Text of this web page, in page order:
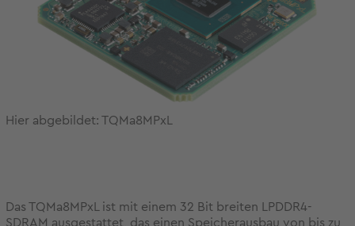
Hier abgebildet: TQMa8MPxL
Das TQMa8MPxL ist mit einem 32 Bit breiten LPDDR4-
SDRAM ausgestattet, das einen Speicherausbau von bis zu